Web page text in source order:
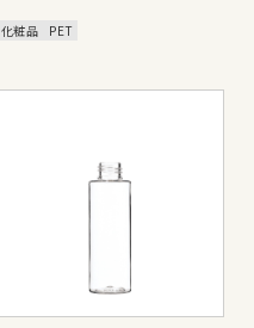
化粧品 PET